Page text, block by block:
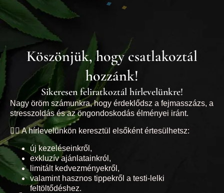
Köszönjük, hogy csatlakoztál
hozzánk!
Sikeresen feliratkoztál hírlevelünkre!
Nagy öröm számunkra, hogy érdeklődsz a fejmasszázs, a
stresszoldás és az öngondoskodás élményei iránt.
💆‍♀️ A hírlevelünkön keresztül elsőként értesülhetsz:
új kezeléseinkről,
exkluzív ajánlatainkról,
limitált kedvezményekről,
valamint hasznos tippekről a testi-lelki
feltöltődéshez.